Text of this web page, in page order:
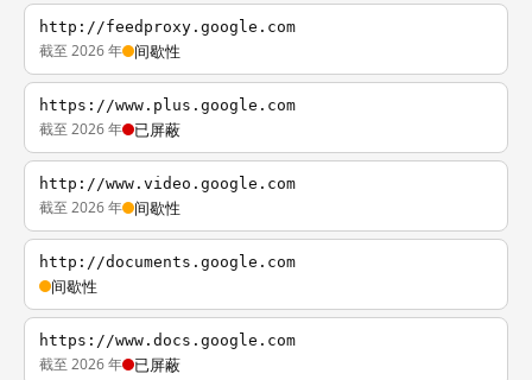
http://feedproxy.google.com
截至 2026 年 间歇性
https://www.plus.google.com
截至 2026 年 已屏蔽
http://www.video.google.com
截至 2026 年 间歇性
http://documents.google.com
间歇性
https://www.docs.google.com
截至 2026 年 已屏蔽